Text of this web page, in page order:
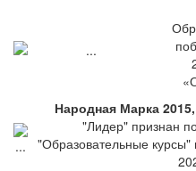
Народная Марка
"Лидер" признан
"Образовательные